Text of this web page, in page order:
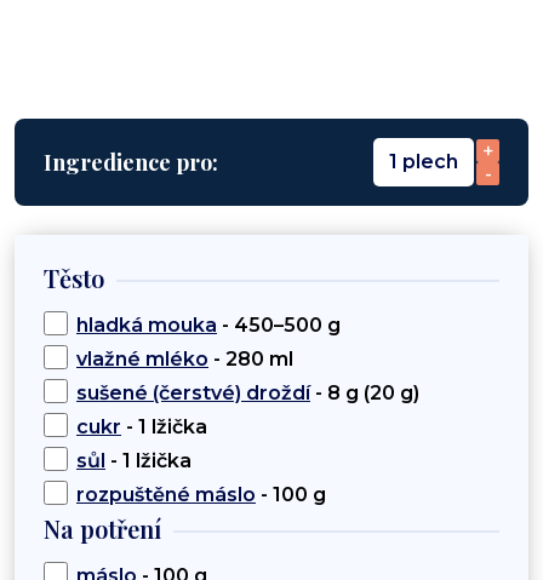
Ingredience pro: 1 plech
+
-
Těsto
hladká mouka - 450–500 g
vlažné mléko - 280 ml
sušené (čerstvé) droždí- 8 g (20 g)
cukr - 1 lžička
sůl - 1 lžička
rozpuštěné máslo - 100 g
Na potření